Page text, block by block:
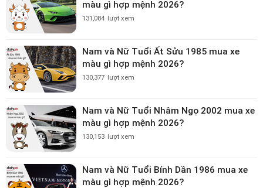
màu gì hợp mệnh 2026?
131,084 lượt xem
Nam và Nữ Tuổi Ất Sửu 1985 mua xe
màu gì hợp mệnh 2026?
130,377 lượt xem
Nam và Nữ Tuổi Nhâm Ngọ 2002 mua xe
màu gì hợp mệnh 2026?
130,153 lượt xem
Nam và Nữ Tuổi Bính Dần 1986 mua xe
màu gì hợp mệnh 2026?